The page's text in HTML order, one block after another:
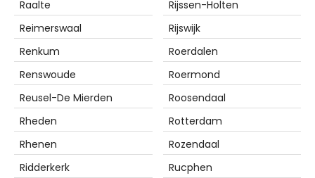
Raalte
Reimerswaal
Renkum
Renswoude
Reusel-De Mierden
Rheden
Rhenen
Ridderkerk
Rijssen-Holten
Rijswijk
Roerdalen
Roermond
Roosendaal
Rotterdam
Rozendaal
Rucphen